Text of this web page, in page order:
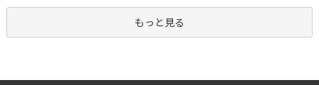
もっと見る